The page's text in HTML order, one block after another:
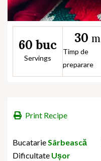
60 buc
Servings
30 m
Timp de
preparare
Print Recipe
BucatarieSârbească
Dificultate Ușor